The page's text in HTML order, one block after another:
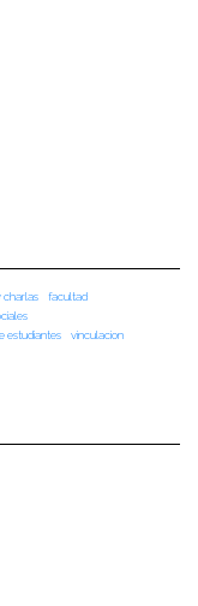
charlas
facultad
estudiantes
vinculacion